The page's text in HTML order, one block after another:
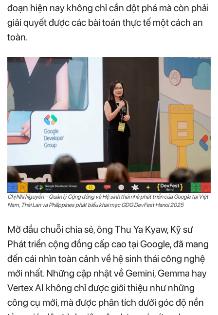
đoạn hiện nay không chỉ cần đột phá mà còn phải
giải quyết được các bài toán thực tế một cách an
toàn.
Chị Nhi Nguyễn – Quản lý Cộng đồng và Hệ sinh thái nhà phát triển của Google tại Việt
Nam, Thái Lan và Philippines phát biểu khai mạc GDG DevFest Hanoi 2025
Mở đầu chuỗi chia sẻ, ông Thu Ya Kyaw, Kỹ sư
Phát triển cộng đồng cấp cao tại Google, đã mang
đến cái nhìn toàn cảnh về hệ sinh thái công nghệ
mới nhất. Những cập nhật về Gemini, Gemma hay
Vertex AI không chỉ được giới thiệu như những
công cụ mới, mà được phân tích dưới góc độ nền